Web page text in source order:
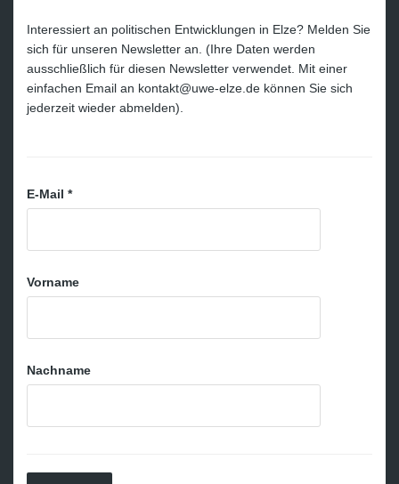
Interessiert an politischen Entwicklungen in Elze? Melden Sie
sich für unseren Newsletter an. (Ihre Daten werden
ausschließlich für diesen Newsletter verwendet. Mit einer
einfachen Email an kontakt@uwe-elze.de können Sie sich
jederzeit wieder abmelden).
E-Mail *
Vorname
Nachname